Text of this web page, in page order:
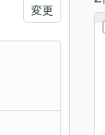
変更